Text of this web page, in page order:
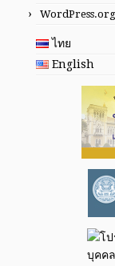
WordPress.org
ไทย
English